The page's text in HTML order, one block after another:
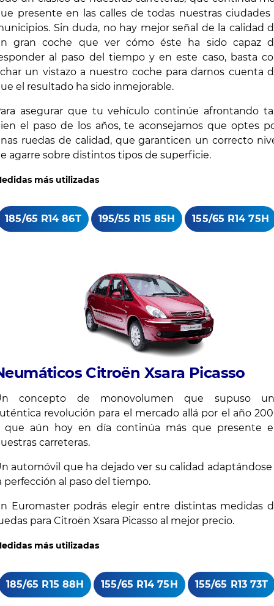
presente en las calles de todas nuestras ciudades
Sin duda, no hay mejor señal de la calidad
gran coche que ver cómo éste ha sido capaz
al paso del tiempo y en este caso, basta
un vistazo a nuestro coche para darnos cuenta
el resultado ha sido inmejorable.
asegurar que tu vehículo continúe afrontando
el paso de los años, te aconsejamos que optes
ruedas de calidad, que garanticen un correcto
agarre sobre distintos tipos de superficie.
más utilizadas
185/65 R14 86T 195/55 R15 85H 155/65 R14 75H
Citroën Xsara Picasso
concepto de monovolumen que supuso
revolución para el mercado allá por el año
que aún hoy en día continúa más que presente
carreteras.
automóvil que ha dejado ver su calidad adaptándose
perfección al paso del tiempo.
Euromaster podrás elegir entre distintas medidas
para Citroën Xsara Picasso al mejor precio.
más utilizadas
185/65 R15 88H 155/65 R14 75H 155/65 R13 73T